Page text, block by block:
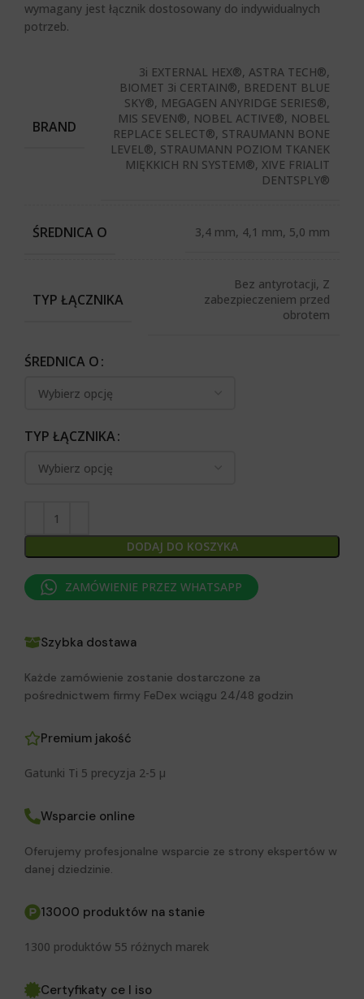
wymagany jest łącznik dostosowany do indywidualnych
potrzeb.
BRAND
3i EXTERNAL HEX®, ASTRA TECH®,
BIOMET 3i CERTAIN®, BREDENT BLUE
SKY®, MEGAGEN ANYRIDGE SERIES®,
MIS SEVEN®, NOBEL ACTIVE®, NOBEL
REPLACE SELECT®, STRAUMANN BONE
LEVEL®, STRAUMANN POZIOM TKANEK
MIĘKKICH RN SYSTEM®, XIVE FRIALIT
DENTSPLY®
ŚREDNICA O 3,4 mm, 4,1 mm, 5,0 mm
TYP ŁĄCZNIKA
Bez antyrotacji, Z
zabezpieczeniem przed
obrotem
ŚREDNICA O
TYP ŁĄCZNIKA
DODAJ DO KOSZYKA
ZAMÓWIENIE PRZEZ WHATSAPP
Szybka dostawa
Każde zamówienie zostanie dostarczone za
pośrednictwem firmy FeDex wciągu 24/48 godzin
Premium jakość
Gatunki Ti 5 precyzja 2-5 μ
Wsparcie online
Oferujemy profesjonalne wsparcie ze strony ekspertów w
danej dziedzinie.
13000 produktów na stanie
1300 produktów 55 różnych marek
Certyfikaty ce I iso